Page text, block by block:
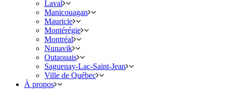
Laval
Manicouagan
Mauricie
Montérégie
Montréal
Nunavik
Outaouais
Saguenay-Lac-Saint-Jean
Ville de Québec
À propos